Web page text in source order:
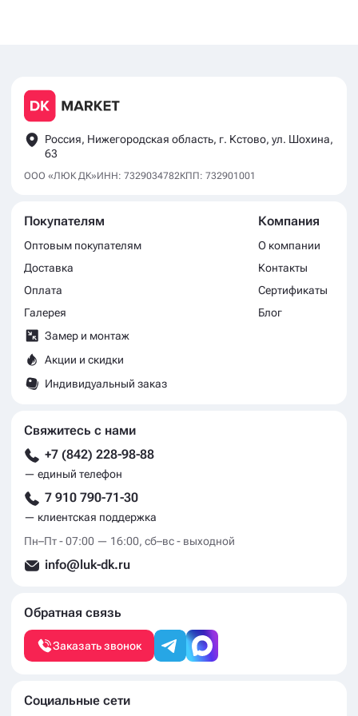
Россия, Нижегородская область, г. Кстово, ул. Шохина,
63
ООО «ЛЮК ДК»ИНН: 7329034782КПП: 732901001
Покупателям
Оптовым покупателям
Доставка
Оплата
Галерея
Замер и монтаж
Акции и скидки
Индивидуальный заказ
Компания
О компании
Контакты
Сертификаты
Блог
Свяжитесь с нами
+7 (842) 228-98-88
— единый телефон
7 910 790-71-30
— клиентская поддержка
Пн–Пт - 07:00 — 16:00, сб–вс - выходной
info@luk-dk.ru
Обратная связь
Заказать звонок
Социальные сети